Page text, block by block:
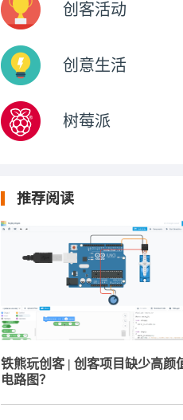
创客活动
创意生活
树莓派
推荐阅读
铁熊玩创客 | 创客项目缺少高颜
电路图？